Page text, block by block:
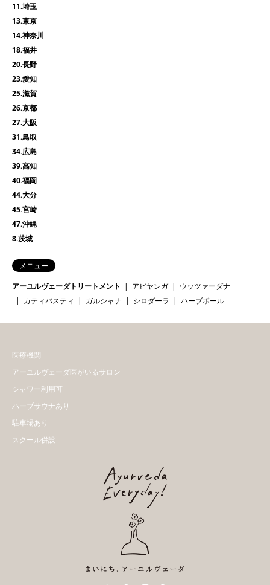
11.埼玉
13.東京
14.神奈川
18.福井
20.長野
23.愛知
25.滋賀
26.京都
27.大阪
31.鳥取
34.広島
39.高知
40.福岡
44.大分
45.宮崎
47.沖縄
8.茨城
メニュー
アーユルヴェーダトリートメント
アビヤンガ
ウッツァーダナ
カティバスティ
ガルシャナ シロダーラ ハーブボール
医療機関
アーユルヴェーダ医がいるサロン
シャワー利用可
ハーブサウナあり
駐車場あり
スクール併設